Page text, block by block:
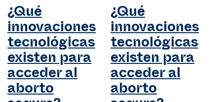
¿Qué
innovaciones
tecnológicas
existen para
acceder al
aborto
¿Qué
innovaciones
tecnológicas
existen para
acceder al
aborto